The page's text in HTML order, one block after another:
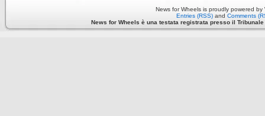
News for Wheels is proudly powered by
Entries (RSS)and Comments
News for Wheels è una testata registrata presso il